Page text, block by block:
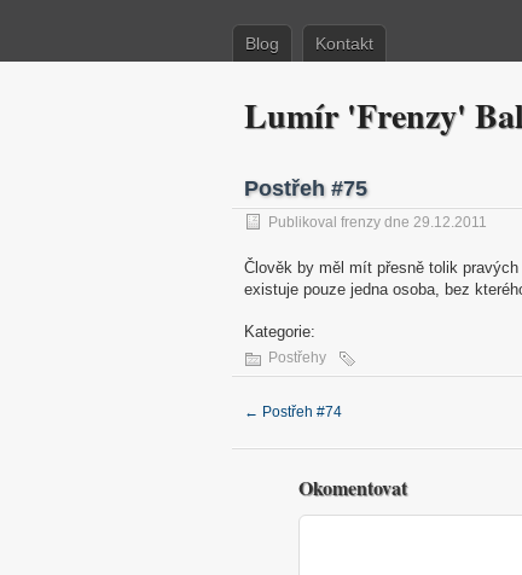
Blog Kontakt
Lumír 'Frenzy'
Postřeh #75
Publikoval frenzy dne 29.12.2011
Člověk by měl mít přesně tolik
existuje pouze jedna osoba, bez
Kategorie:
Postřehy
← Postřeh #74
Okomentovat